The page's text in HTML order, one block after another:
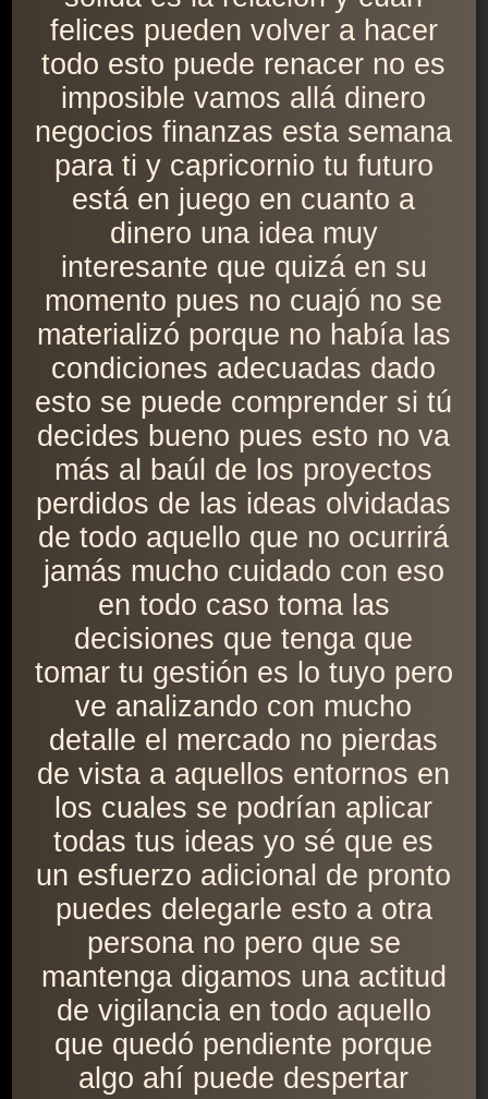
felices pueden volver a hacer
todo esto puede renacer no es
imposible vamos allá dinero
negocios finanzas esta semana
para ti y capricornio tu futuro
está en juego en cuanto a
dinero una idea muy
interesante que quizá en su
momento pues no cuajó no se
materializó porque no había las
condiciones adecuadas dado
esto se puede comprender si tú
decides bueno pues esto no va
más al baúl de los proyectos
perdidos de las ideas olvidadas
de todo aquello que no ocurrirá
jamás mucho cuidado con eso
en todo caso toma las
decisiones que tenga que
tomar tu gestión es lo tuyo pero
ve analizando con mucho
detalle el mercado no pierdas
de vista a aquellos entornos en
los cuales se podrían aplicar
todas tus ideas yo sé que es
un esfuerzo adicional de pronto
puedes delegarle esto a otra
persona no pero que se
mantenga digamos una actitud
de vigilancia en todo aquello
que quedó pendiente porque
algo ahí puede despertar